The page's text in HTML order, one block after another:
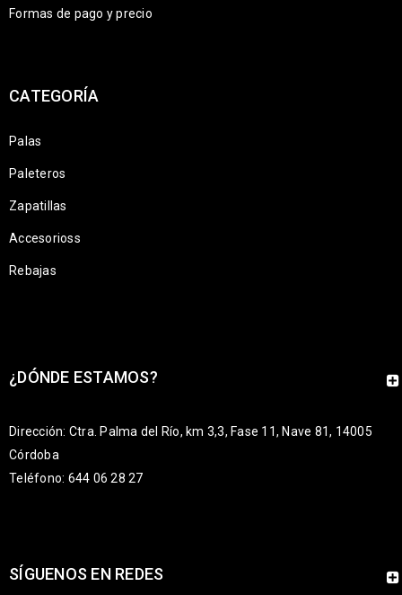
Formas de pago y precio
CATEGORÍA
Palas
Paleteros
Zapatillas
Accesorioss
Rebajas
¿DÓNDE ESTAMOS?
Dirección: Ctra. Palma del Río, km 3,3, Fase 11, Nave 81, 14005
Córdoba
Teléfono: 644 06 28 27
SÍGUENOS EN REDES